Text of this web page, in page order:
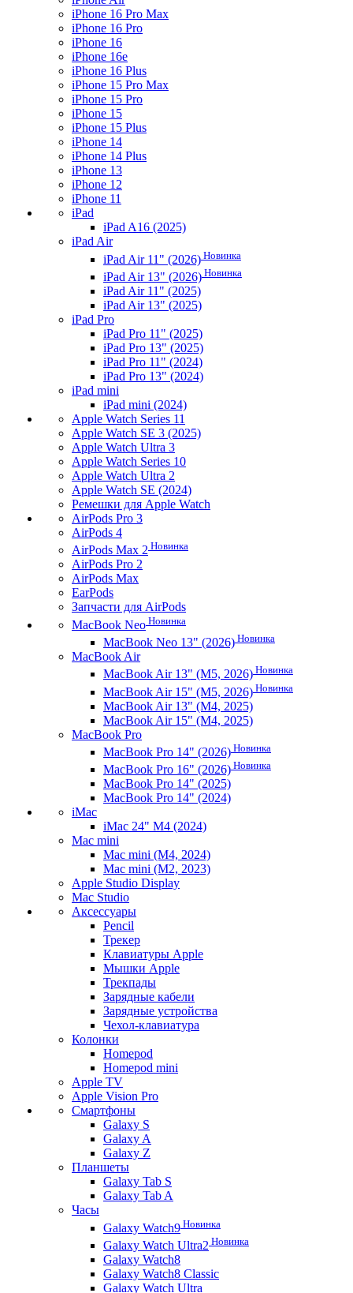
iPhone 16 Pro Max
iPhone 16 Pro
iPhone 16
iPhone 16e
iPhone 16 Plus
iPhone 15 Pro Max
iPhone 15 Pro
iPhone 15
iPhone 15 Plus
iPhone 14
iPhone 14 Plus
iPhone 13
iPhone 12
iPhone 11
iPad
iPad A16 (2025)
iPad Air
iPad Air 11" (2026) Новинка
iPad Air 13" (2026) Новинка
iPad Air 11" (2025)
iPad Air 13" (2025)
iPad Pro
iPad Pro 11" (2025)
iPad Pro 13" (2025)
iPad Pro 11" (2024)
iPad Pro 13" (2024)
iPad mini
iPad mini (2024)
Apple Watch Series 11
Apple Watch SE 3 (2025)
Apple Watch Ultra 3
Apple Watch Series 10
Apple Watch Ultra 2
Apple Watch SE (2024)
Ремешки для Apple Watch
AirPods Pro 3
AirPods 4
AirPods Max 2 Новинка
AirPods Pro 2
AirPods Max
EarPods
Запчасти для AirPods
MacBook Neo Новинка
MacBook Neo 13" (2026) Новинка
MacBook Air
MacBook Air 13" (M5, 2026) Новинка
MacBook Air 15" (M5, 2026) Новинка
MacBook Air 13" (M4, 2025)
MacBook Air 15" (M4, 2025)
MacBook Pro
MacBook Pro 14" (2026) Новинка
MacBook Pro 16" (2026) Новинка
MacBook Pro 14" (2025)
MacBook Pro 14" (2024)
iMac
iMac 24" M4 (2024)
Mac mini
Mac mini (M4, 2024)
Mac mini (M2, 2023)
Apple Studio Display
Mac Studio
Аксессуары
Pencil
Трекер
Клавиатуры Apple
Мышки Apple
Трекпады
Зарядные кабели
Зарядные устройства
Чехол-клавиатура
Колонки
Homepod
Homepod mini
Apple TV
Apple Vision Pro
Смартфоны
Galaxy S
Galaxy A
Galaxy Z
Планшеты
Galaxy Tab S
Galaxy Tab A
Часы
Galaxy Watch9 Новинка
Galaxy Watch Ultra2 Новинка
Galaxy Watch8
Galaxy Watch8 Classic
Galaxy Watch Ultra